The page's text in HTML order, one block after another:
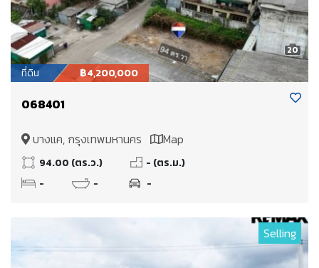
20
ที่ดิน ฿4,200,000
068401
บางแค, กรุงเทพมหานคร Map
94.00 (ตร.ว.)
- (ตร.ม.)
-
- -
Selling